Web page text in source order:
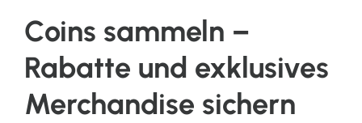
Coins sammeln –
Rabatte und exklusives
Merchandise sichern